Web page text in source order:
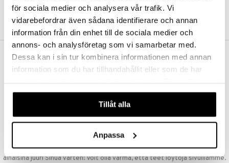
för sociala medier och analysera vår trafik. Vi
vidarebefordrar även sådana identifierare och annan
information från din enhet till de sociala medier och
annons- och analysföretag som vi samarbetar med.
Dessa kan i sin tur kombinera informationen med annan
information som du har tillhandahållit eller som de har
våra cookies vid fortsatt användande av vår webbplats.
Tillåt alla
Anpassa
LUO ASIAKAS
ILMAINEN TOIMITUS YLI 50 €
NOPEAT TOIMITUKSET
päivänä
EDULLISET HINNAT
Ostamalla suuria eriä tuotteita varastoomme voimme pitää hinnat
alhaisina juuri Sinua varten! Voit olla varma, että teet löytöjä sivuillamme.